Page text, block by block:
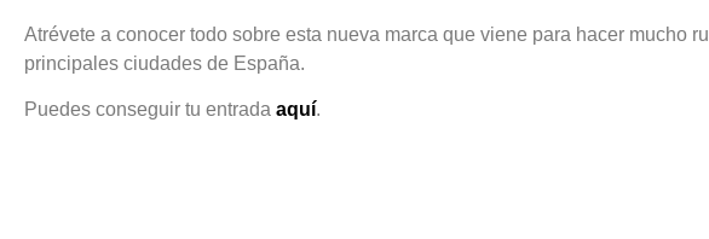
Atrévete a conocer todo sobre esta nueva marca que viene para hacer mucho
principales ciudades de España.
Puedes conseguir tu entrada aquí.